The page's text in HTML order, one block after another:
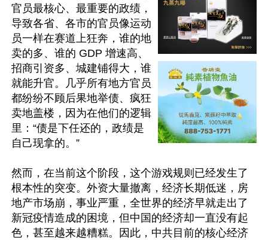
官员最核心、最重要的政绩，
导致各省、各市的官员像运动
员一样在赛道上狂奔，谁的地
卖的多、谁的 GDP 增速高、
招商引资多、城建铺得大，谁
就能升官。几乎所有地方官员
都纷纷不顾后果地举债、疯狂
卖地盖楼，因为在他们的逻辑
里：“债是下任还的，政绩是
自己现拿的。”
然而，在当前这个阶段，这个游戏规则已经发生了
根本性的突变。外资大量撤离，经济长期低迷，房
地产市场崩，事业严重，全世界的经济早就走出了
新冠疫情造成的困境，但中国的经济却一直没有起
色，甚至越来越糟糕。因此，中共目前的核心经济